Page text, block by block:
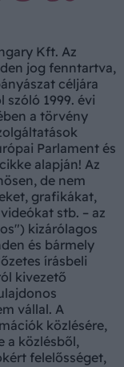
Kft. Az
jog fenntartva,
céljára
szóló 1999. évi
a törvény
Parlament és
alapján! Az
de nem
grafikákat,
stb. – az
kizárólagos
és bármely
írásbeli
kivezető
vállal. A
közlésére,
a közlésből,
felelősséget,